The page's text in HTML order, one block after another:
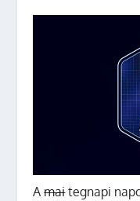
Amaitegnapi